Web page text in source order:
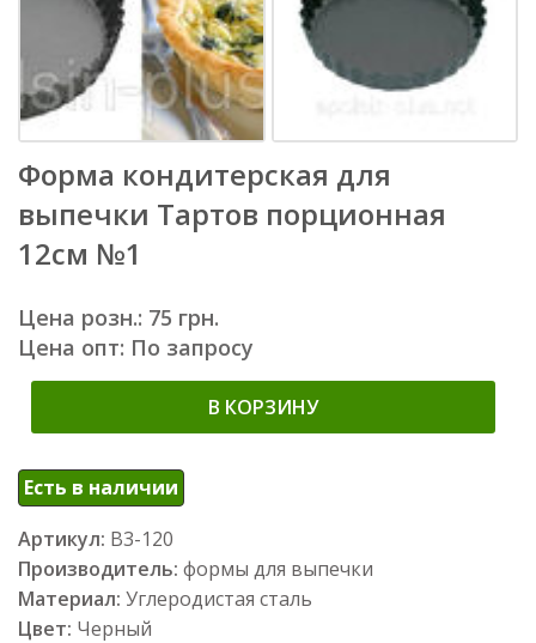
Форма кондитерская для
выпечки Тартов порционная
12см №1
Цена розн.: 75 грн.
Цена опт: По запросу
В КОРЗИНУ
Есть в наличии
Артикул: В3-120
Производитель: формы для выпечки
Материал: Углеродистая сталь
Цвет: Черный